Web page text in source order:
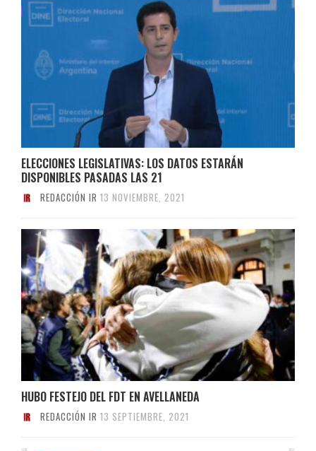
ELECCIONES LEGISLATIVAS: LOS DATOS ESTARÁN
DISPONIBLES PASADAS LAS 21
REDACCIÓN IR 13 NOVIEMBRE, 2021
HUBO FESTEJO DEL FDT EN AVELLANEDA
REDACCIÓN IR 13 SEPTIEMBRE, 2021